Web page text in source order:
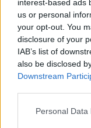
interest-based ads
us or personal
your opt-out. You
disclosure of your
IAB’s list of
also be disclosed
Downstream
Personal